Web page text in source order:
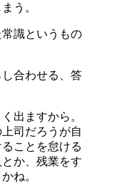
う。
識というもの
合わせる、答
出ますから。
司だろうが自
ことを怠ける
か、残業をす
ね。